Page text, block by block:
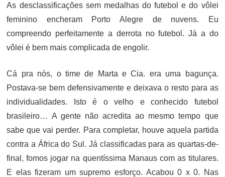
As desclassificações sem medalhas do futebol e do vôlei
feminino encheram Porto Alegre de nuvens. Eu
compreendo perfeitamente a derrota no futebol. Já a do
vôlei é bem mais complicada de engolir.
Cá pra nós, o time de Marta e Cia. era uma bagunça.
Postava-se bem defensivamente e deixava o resto para as
individualidades. Isto é o velho e conhecido futebol
brasileiro… A gente não acredita ao mesmo tempo que
sabe que vai perder. Para completar, houve aquela partida
contra a África do Sul. Já classificadas para as quartas-de-
final, fomos jogar na quentíssima Manaus com as titulares.
E elas fizeram um supremo esforço. Acabou 0 x 0. Nas